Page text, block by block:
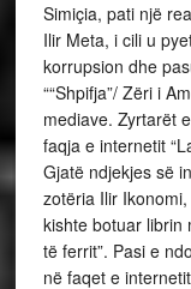
Simiçia, pati një
Ilir Meta, i cili u
korrupsion dhe
““Shpifja”/ Zëri i
mediave. Zyrtarët
faqja e internetit
Gjatë ndjekjes së
zotëria Ilir
kishte botuar librin
të ferrit”. Pasi e
në faqet e